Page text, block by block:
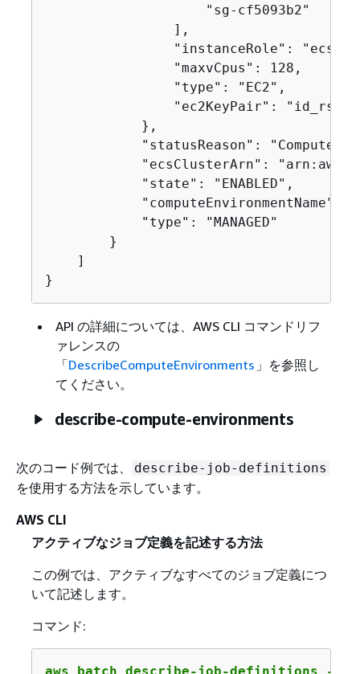
                    "sg-cf5093b2"
                ],
"instanceRole":
                "maxvCpus": 128,
                "type": "EC2",
                "ec2KeyPair": "id_rsa"
            },
"statusReason":
"ecsClusterArn":
            "state": "ENABLED",
"computeEnvironmentName":
            "type": "MANAGED"
        }
    ]
}
API の詳細については、AWS CLI コマンドリフ
ァレンスの
「DescribeComputeEnvironments 」を参照し
てください。
describe-compute-environments
次のコード例では、 describe-job-definitions
を使用する方法を示しています。
AWS CLI
アクティブなジョブ定義を記述する方法
この例では、アクティブなすべてのジョブ定義につ
いて記述します。
コマンド:
aws batch describe-job-definitions --